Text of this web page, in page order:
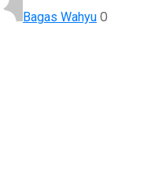
Bagas Wahyu 0